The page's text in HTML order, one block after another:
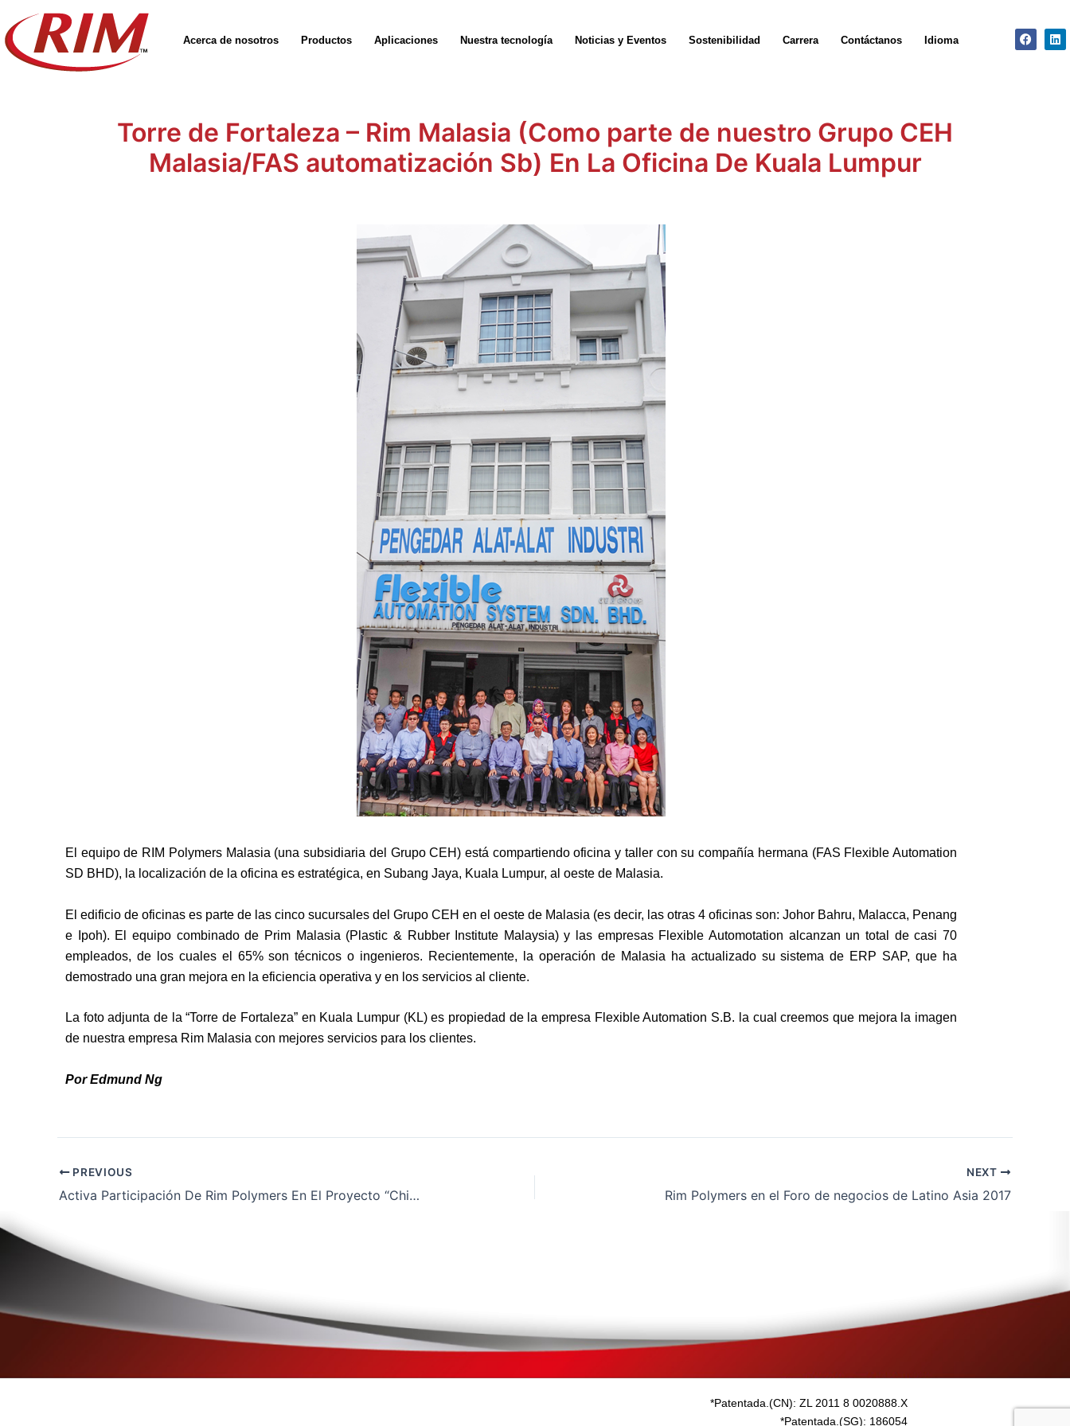
to
content
Acerca de nosotros Productos Aplicaciones Nuestra tecnología Noticias y Eventos Sostenibilidad Carrera Contáctanos Idioma
Torre de Fortaleza – Rim Malasia (Como parte de nuestro Grupo CEH
Malasia/FAS automatización Sb) En La Oficina De Kuala Lumpur
El equipo de RIM Polymers Malasia (una subsidiaria del Grupo CEH) está compartiendo oficina y taller con su compañía hermana (FAS Flexible Automation
SD BHD), la localización de la oficina es estratégica, en Subang Jaya, Kuala Lumpur, al oeste de Malasia.
El edificio de oficinas es parte de las cinco sucursales del Grupo CEH en el oeste de Malasia (es decir, las otras 4 oficinas son: Johor Bahru, Malacca, Penang
e Ipoh). El equipo combinado de Prim Malasia (Plastic & Rubber Institute Malaysia) y las empresas Flexible Automotation alcanzan un total de casi 70
empleados, de los cuales el 65% son técnicos o ingenieros. Recientemente, la operación de Malasia ha actualizado su sistema de ERP SAP, que ha
demostrado una gran mejora en la eficiencia operativa y en los servicios al cliente.
La foto adjunta de la “Torre de Fortaleza” en Kuala Lumpur (KL) es propiedad de la empresa Flexible Automation S.B. la cual creemos que mejora la imagen
de nuestra empresa Rim Malasia con mejores servicios para los clientes.
Por Edmund Ng
PREVIOUS
Activa Participación De Rim Polymers En El Proyecto “China – Una Franja, Una Ruta”
NEXT
Rim Polymers en el Foro de negocios de Latino Asia 2017
*Patentada.(CN): ZL 2011 8 0020888.X
*Patentada.(SG): 186054